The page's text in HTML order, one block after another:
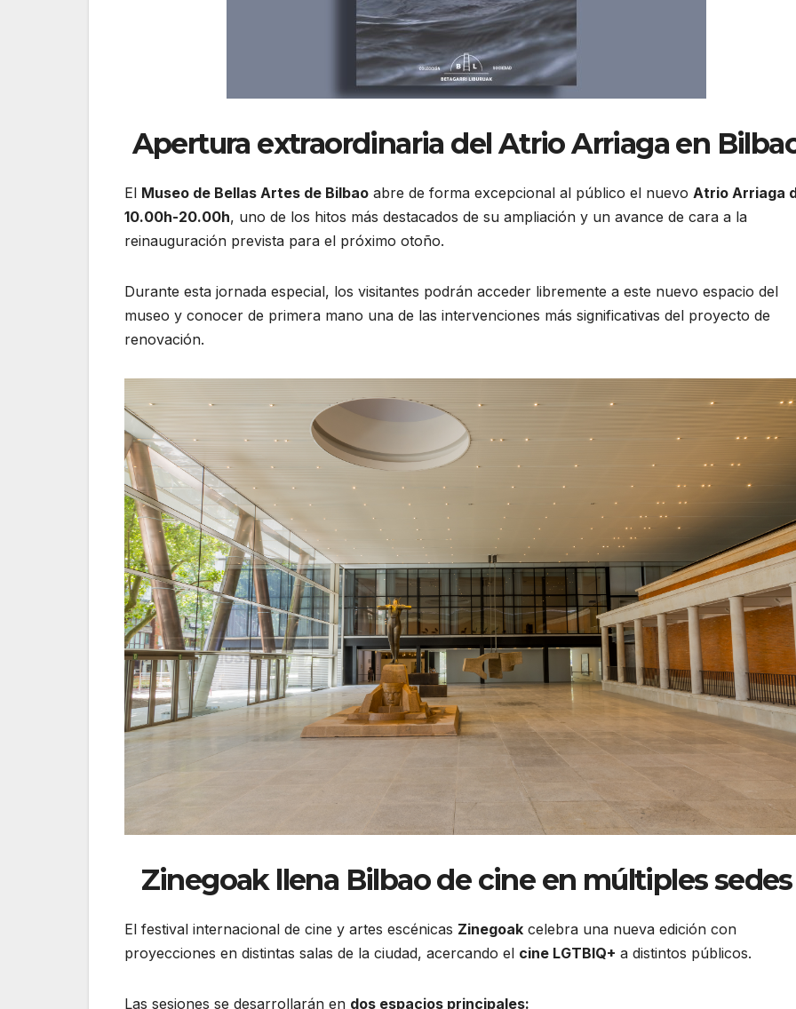
Apertura extraordinaria del Atrio Arriaga en
El Museo de Bellas Artes de Bilbao abre de forma excepcional al público el nuevo Atrio Arriaga
10.00h-20.00h, uno de los hitos más destacados de su ampliación y un avance de cara a la
reinauguración prevista para el próximo otoño.
Durante esta jornada especial, los visitantes podrán acceder libremente a este nuevo espacio del
museo y conocer de primera mano una de las intervenciones más significativas del proyecto de
renovación.
Zinegoak llena Bilbao de cine en múltiples sedes
El festival internacional de cine y artes escénicas Zinegoak celebra una nueva edición con
proyecciones en distintas salas de la ciudad, acercando el cine LGTBIQ+ a distintos públicos.
Las sesiones se desarrollarán en dos espacios principales: